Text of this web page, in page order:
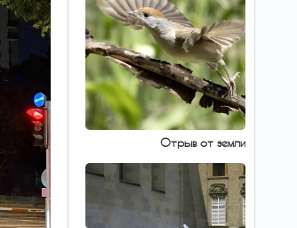
сепаратистская организация
национального освобождения Корсики
UC) выступила с угрозами в адрес
материковой Франции и других
15:46
В противовес
Израилю и Ирану: три
мусульманские страны
объединились в
НАТО»
Аравия, Турция и Пакистан
соглашение о совместной обороне.
Отрыв от земли